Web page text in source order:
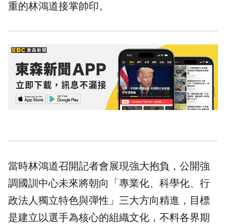
重的林鴻道接掌帥印。
當時林鴻道召開記者會展現強大抱負，公開強
調國訓中心未來將朝向「專業化、科學化、行
政法人獨立特色與彈性」三大方向精進，目標
是建立以選手為核心的組織文化，不料各界期